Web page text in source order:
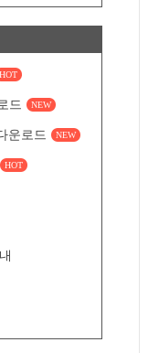
HOT
드 NEW
운로드 NEW
HOT